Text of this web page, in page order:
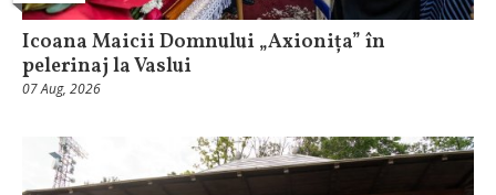
Icoana Maicii Domnului „Axionița” în
pelerinaj la Vaslui
07 Aug, 2026